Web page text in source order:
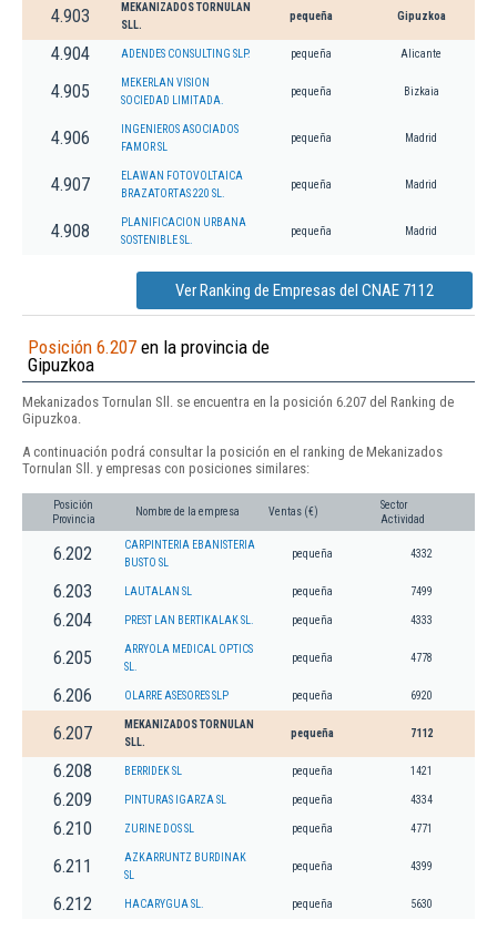
4.903
MEKANIZADOS TORNULAN
SLL.
pequeña Gipuzkoa
4.904 ADENDES CONSULTING SLP. pequeña Alicante
4.905
MEKERLAN VISION
SOCIEDAD LIMITADA.
pequeña Bizkaia
4.906
INGENIEROS ASOCIADOS
FAMOR SL
pequeña Madrid
4.907
ELAWAN FOTOVOLTAICA
BRAZATORTAS 220 SL.
pequeña Madrid
4.908
PLANIFICACION URBANA
SOSTENIBLE SL.
pequeña Madrid
Ver Ranking de Empresas del CNAE 7112
Posición 6.207 en la provincia de
Gipuzkoa
Mekanizados Tornulan Sll. se encuentra en la posición 6.207 del Ranking de
Gipuzkoa.
A continuación podrá consultar la posición en el ranking de Mekanizados
Tornulan Sll. y empresas con posiciones similares:
Posición
Provincia
Nombre de la empresa Ventas (€)
Sector
Actividad
6.202
CARPINTERIA EBANISTERIA
BUSTO SL
pequeña 4332
6.203 LAUTALAN SL pequeña 7499
6.204 PREST LAN BERTIKALAK SL. pequeña 4333
6.205
ARRYOLA MEDICAL OPTICS
SL.
pequeña 4778
6.206 OLARRE ASESORES SLP pequeña 6920
6.207
MEKANIZADOS TORNULAN
SLL.
pequeña 7112
6.208 BERRIDEK SL pequeña 1421
6.209 PINTURAS IGARZA SL pequeña 4334
6.210 ZURINE DOS SL pequeña 4771
6.211
AZKARRUNTZ BURDINAK
SL
pequeña 4399
6.212 HACARYGUA SL. pequeña 5630